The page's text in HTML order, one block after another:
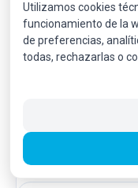
75,00 €
71,25 € sin IVA.
86,21 € (IVA incl.)
Utilizamos cookies
funcionamiento de la
de preferencias,
todas, rechazarlas o